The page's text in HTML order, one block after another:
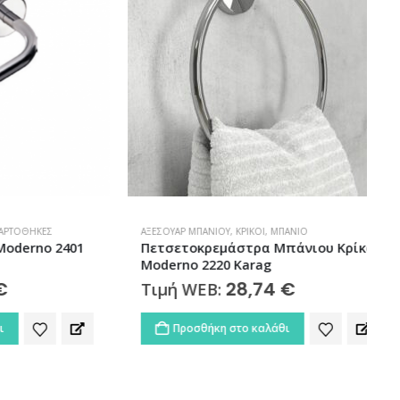
2401
ΑΞΕΣΟΥΆΡ ΜΠΆΝΙΟΥ,ΚΡΊΚΟΙ ,ΜΠΆΝΙΟ
Πετσετοκρεμάστρα Μπάνιου Kρίκος
Moderno 2220 Karag
Τιμή WEB:28,74€
Προσθήκη στο καλάθι